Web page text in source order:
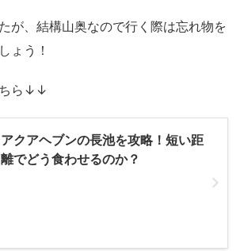
が、結構山奥なので行く際は忘れ物を
ょう！
ちら↓↓
アクアヘブンの長池を攻略！短い距
離でどう食わせるのか？